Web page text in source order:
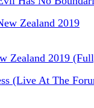
Zealand 2019